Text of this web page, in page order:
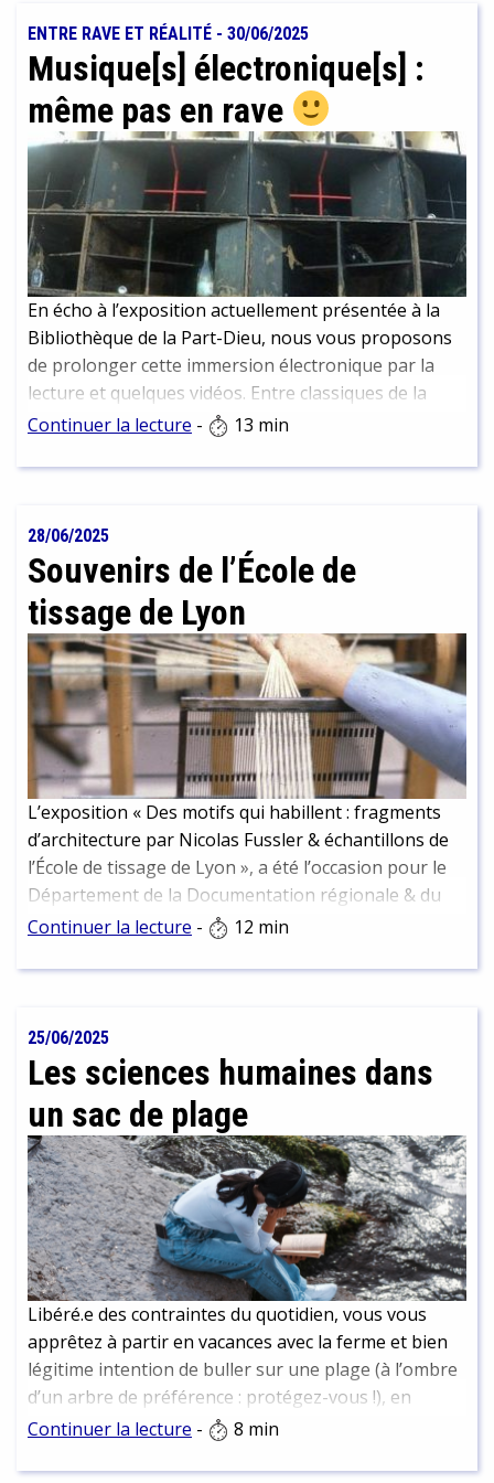
ENTRE RAVE ET RÉALITÉ - 30/06/2025
Musique[s] électronique[s] :
même pas en rave
En écho à l’exposition actuellement présentée à la
Bibliothèque de la Part-Dieu, nous vous proposons
de prolonger cette immersion électronique par la
lecture et quelques vidéos. Entre classiques de la
culture électro et nouvelles perspectives.
Continuer la lecture - 13 min
28/06/2025
Souvenirs de l’École de
tissage de Lyon
L’exposition « Des motifs qui habillent : fragments
d’architecture par Nicolas Fussler & échantillons de
l’École de tissage de Lyon », a été l’occasion pour le
Département de la Documentation régionale & du
Dépôt légal de mettre un coup de projecteur sur
conserve une partie des collections. Visites,
reconstituer son histoire et d’en faire un portrait
vivant que nous vous livrons ici.
Continuer la lecture - 12 min
25/06/2025
Les sciences humaines dans
un sac de plage
Libéré.e des contraintes du quotidien, vous vous
apprêtez à partir en vacances avec la ferme et bien
légitime intention de buller sur une plage (à l’ombre
d’un arbre de préférence : protégez-vous !), en
dégainant un roman bien dépaysant… Et si la période
Continuer la lecture - 8 min